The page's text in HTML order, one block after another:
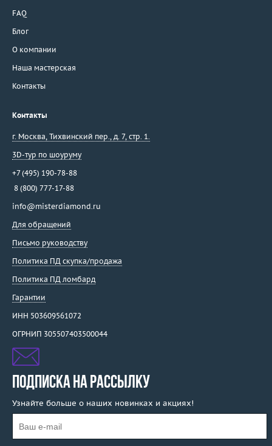
FAQ
Блог
О компании
Наша мастерская
Контакты
Контакты
г. Москва, Тихвинский пер., д. 7, стр. 1.
3D-тур по шоуруму
+7 (495) 190-78-88
8 (800) 777-17-88
info@misterdiamond.ru
Для обращений
Письмо руководству
Политика ПД скупка/продажа
Политика ПД ломбард
Гарантии
ИНН 503609561072
ОГРНИП 305507403500044
ПОДПИСКА НА РАССЫЛКУ
Узнайте больше о наших новинках и акциях!